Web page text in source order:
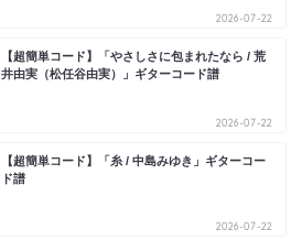
2026-07-22
【超簡単コード】「やさしさに包まれたなら / 荒
井由実（松任谷由実）」ギターコード譜
2026-07-22
【超簡単コード】「糸 / 中島みゆき」ギターコー
ド譜
2026-07-22